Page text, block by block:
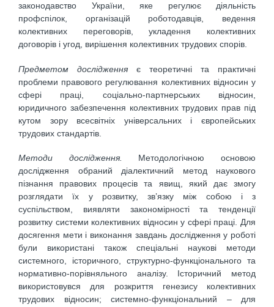
законодавство України, яке регулює діяльність
профспілок, організацій роботодавців, ведення
колективних переговорів, укладення колективних
договорів і угод, вирішення колективних трудових спорів.
Предметом дослідження є теоретичні та практичні
проблеми правового регулювання колективних відносин у
сфері праці, соціально-партнерських відносин,
юридичного забезпечення колективних трудових прав під
кутом зору всесвітніх універсальних і європейських
трудових стандартів.
Методи дослідження.
Методологічною основою
дослідження обраний діалектичний метод наукового
пізнання правових процесів та явищ, який дає змогу
розглядати їх у розвитку, зв’язку між собою і з
суспільством, виявляти закономірності та тенденції
розвитку системи колективних відносин у сфері праці. Для
досягення мети і виконання завдань дослідження у роботі
були використані також спеціальні наукові методи
системного, історичного, структурно-функціонального та
нормативно-порівняльного аналізу. Історичний метод
використовувся для розкриття генезису колективних
трудових відносин; системно-функціональний – для